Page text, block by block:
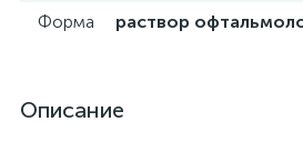
Форма
раствор
Описание